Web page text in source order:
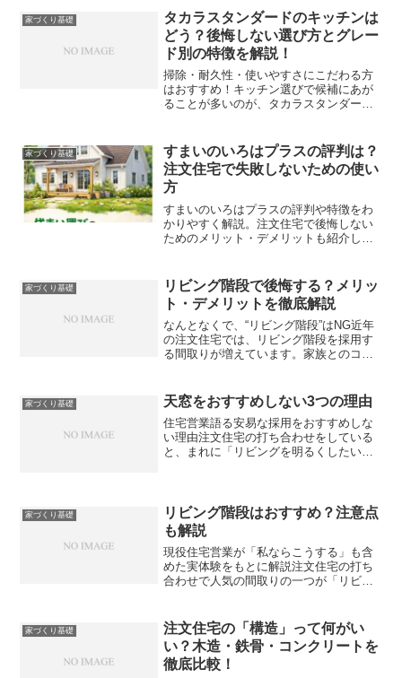
家づくり基礎
タカラスタンダードのキッチンは
どう？後悔しない選び方とグレー
ド別の特徴を解説！
掃除・耐久性・使いやすさにこだわる方
はおすすめ！キッチン選びで候補にあが
ることが多いのが、タカラスタンダー
の？」そんな方に向けて、今回はキッチ
ンに特化して分かりやすく解説...
家づくり基礎
すまいのいろはプラスの評判は？
注文住宅で失敗しないための使い
方
すまいのいろはプラスの評判や特徴をわ
かりやすく解説。注文住宅で後悔しない
ためのメリット・デメリットも紹介して
家づくり基礎
リビング階段で後悔する？メリッ
ト・デメリットを徹底解説
なんとなくで、“リビング階段”はNG近年
の注文住宅では、リビング階段を採用す
る間取りが増えています。家族とのコミ
かし一方で、「リビング階段にしなけれ
ば良かった…」と後悔...
家づくり基礎 天窓をおすすめしない3つの理由
住宅営業語る安易な採用をおすすめしな
い理由注文住宅の打ち合わせをしている
と、まれに「リビングを明るくしたいか
ため、室内を明るくできる...
家づくり基礎
リビング階段はおすすめ？注意点
も解説
現役住宅営業が「私ならこうする」も含
めた実体験をもとに解説注文住宅の打ち
合わせで人気の間取りの一つが「リビン
が、近年はリビングを経由して2階へ上が
るリビング階段を採用す...
家づくり基礎
注文住宅の「構造」って何がい
い？木造・鉄骨・コンクリートを
徹底比較！